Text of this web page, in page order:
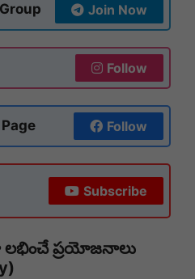
Join Now
Follow
Follow
Subscribe
లభించే ప్రయోజనాలు